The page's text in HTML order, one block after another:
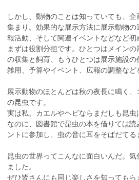
しかし、動物のことは知っていても、
集まり。効果的な展示方法に展示動物
報活動、そして関連イベントなどなど初
まずは役割分担です。ひとつはメイン
の収集と飼育、もうひとつは展示施設
雑用、予算やイベント、広報の調整など
展示動物のほとんどは秋の夜長に鳴く
の昆虫です。
実は私、カエルやヘビならまだしも昆虫
なのに、図書館で昆虫の本を借りては
ントに参加し、虫の音に耳をそばだてる
昆虫の世界ってこんなに面白いんだ。
ました。
ぜひ皆さんにも同じ楽しさを知っても